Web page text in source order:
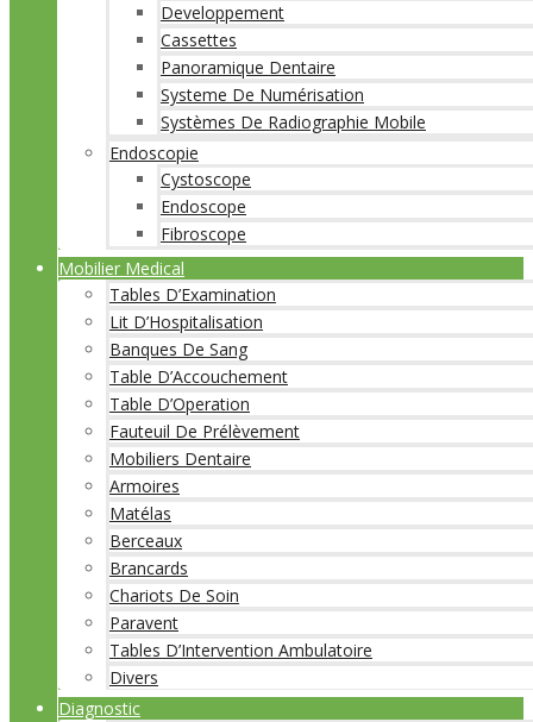
Developpement
Cassettes
Panoramique Dentaire
Systeme De Numérisation
Systèmes De Radiographie Mobile
Endoscopie
Cystoscope
Endoscope
Fibroscope
Mobilier Medical
Tables D’Examination
Lit D’Hospitalisation
Banques De Sang
Table D’Accouchement
Table D’Operation
Fauteuil De Prélèvement
Mobiliers Dentaire
Armoires
Matélas
Berceaux
Brancards
Chariots De Soin
Paravent
Tables D’Intervention Ambulatoire
Divers
Diagnostic